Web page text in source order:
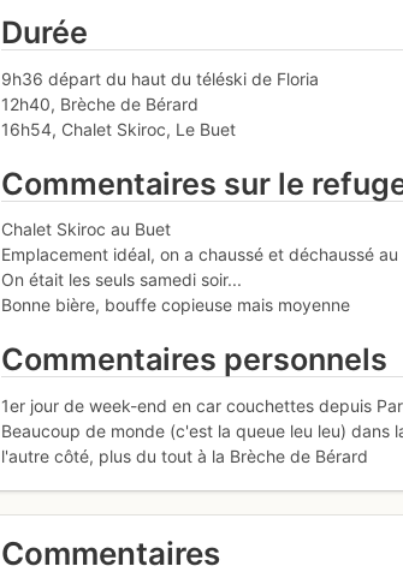
Durée
9h36 départ du haut du téléski de Floria
12h40, Brèche de Bérard
16h54, Chalet Skiroc, Le Buet
Commentaires sur le
Chalet Skiroc au Buet
Emplacement idéal, on a chaussé et déchaussé
On était les seuls samedi soir...
Bonne bière, bouffe copieuse mais moyenne
Commentaires personnels
1er jour de week-end en car couchettes depuis
Beaucoup de monde (c'est la queue leu leu) dans
l'autre côté, plus du tout à la Brèche de Bérard
Commentaires